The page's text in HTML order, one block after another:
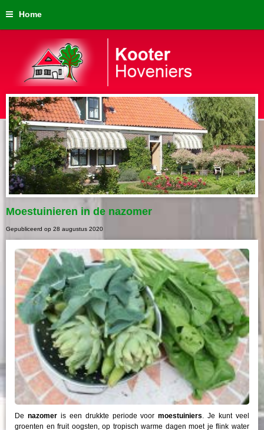
Home
Moestuinieren in de nazomer
Gepubliceerd op 28 augustus 2020
De nazomeris een drukkte periode voormoestuiniers. Je kunt veel
groenten en fruit oogsten, op tropisch warme dagen moet je flink water